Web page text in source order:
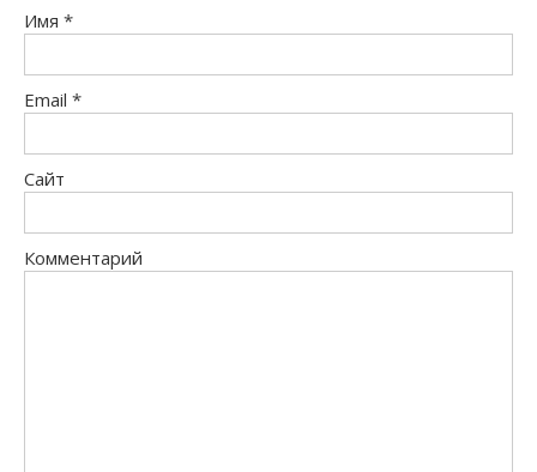
Имя *
Email *
Сайт
Комментарий